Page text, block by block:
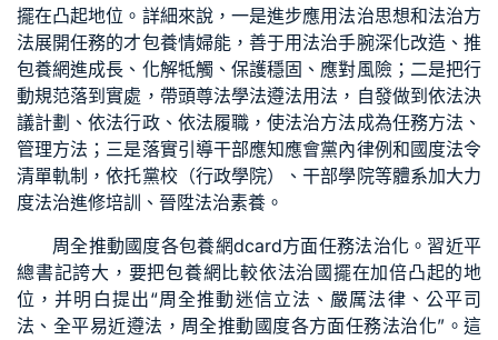
擺在凸起地位。詳細來說，一是進步應用法治思想和法治方
法展開任務的才包養情婦能，善于用法治手腕深化改造、推
包養網進成長、化解牴觸、保護穩固、應對風險；二是把行
動規范落到實處，帶頭尊法學法遵法用法，自發做到依法決
議計劃、依法行政、依法履職，使法治方法成為任務方法、
管理方法；三是落實引導干部應知應會黨內律例和國度法令
清單軌制，依托黨校（行政學院）、干部學院等體系加大力
度法治進修培訓、晉陞法治素養。
周全推動國度各包養網dcard方面任務法治化。習近平
總書記誇大，要把包養網比較依法治國擺在加倍凸起的地
位，并明白提出“周全推動迷信立法、嚴厲法律、公平司
法、全平易近遵法，周全推動國度各方面任務法治化”。這